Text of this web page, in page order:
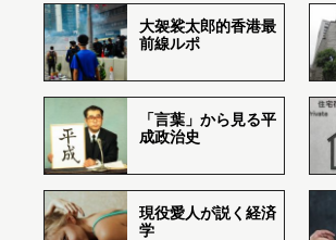
大袈裟太郎的香港最
前線ルポ
「言葉」から見る平
成政治史
現役愛人が説く経済
学